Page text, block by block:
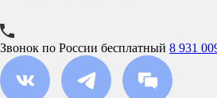
Звонок по России бесплатный 8 931